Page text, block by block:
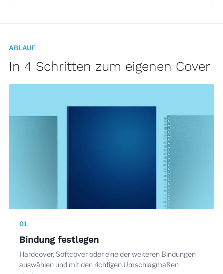
ABLAUF
In 4 Schritten zum eigenen Cover
01
Bindung festlegen
Hardcover, Softcover oder eine der weiteren Bindungen
auswählen und mit den richtigen Umschlagmaßen